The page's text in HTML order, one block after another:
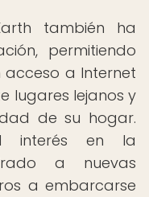
también ha
permitiendo
a Internet
lugares lejanos y
de su hogar.
interés en la
a nuevas
a embarcarse